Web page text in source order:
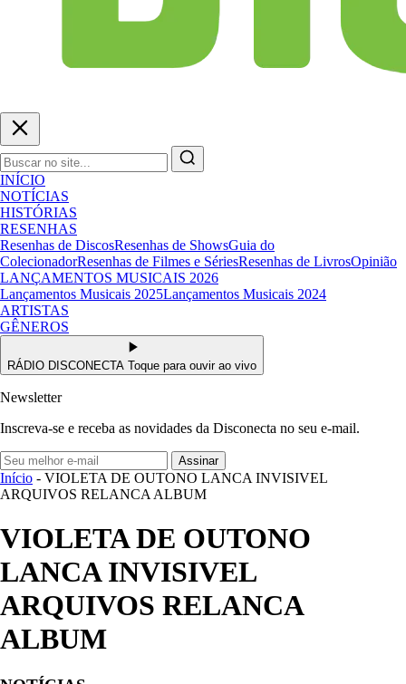
INÍCIO
NOTÍCIAS
HISTÓRIAS
RESENHAS
Resenhas de DiscosResenhas de ShowsGuia do
ColecionadorResenhas de Filmes e SériesResenhas de LivrosOpinião
LANÇAMENTOS MUSICAIS 2026
Lançamentos Musicais 2025Lançamentos Musicais 2024
ARTISTAS
GÊNEROS
RÁDIO DISCONECTA Toque para ouvir ao vivo
Newsletter
Inscreva-se e receba as novidades da Disconecta no seu e-mail.
Assinar
Início - VIOLETA DE OUTONO LANCA INVISIVEL
ARQUIVOS RELANCA ALBUM
VIOLETA DE OUTONO
LANCA INVISIVEL
ARQUIVOS RELANCA
ALBUM